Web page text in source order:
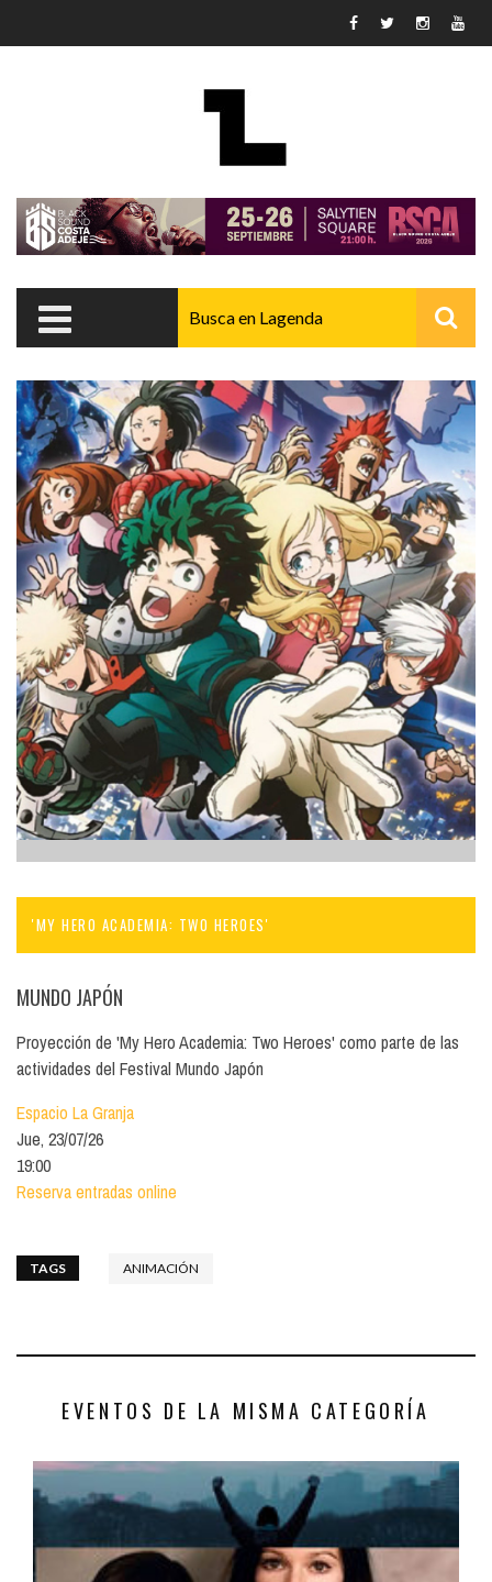
'MY HERO ACADEMIA: TWO HEROES'
MUNDO JAPÓN
Proyección de 'My Hero Academia: Two Heroes' como parte de las
actividades del Festival Mundo Japón
Espacio La Granja
Jue, 23/07/26
19:00
Reserva entradas online
TAGS ANIMACIÓN
EVENTOS DE LA MISMA CATEGORÍA